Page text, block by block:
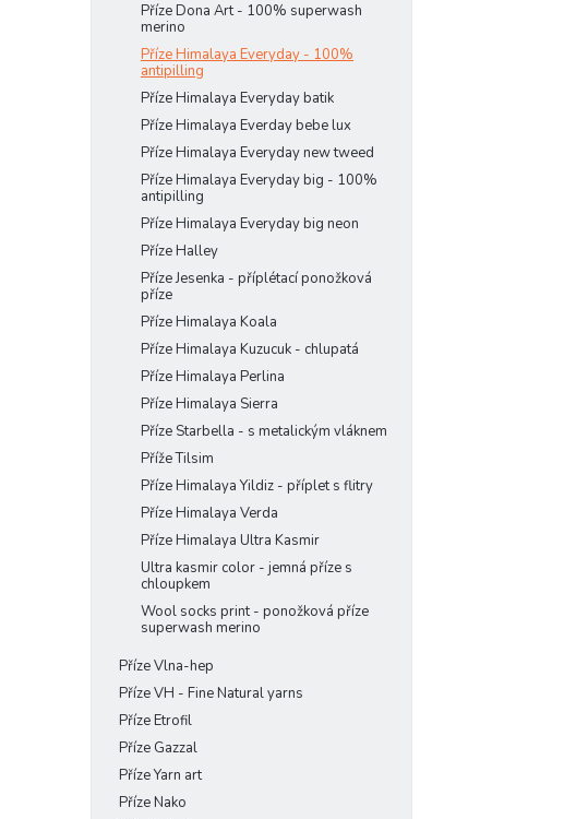
Příze Dona Art - 100% superwash
merino
Příze Himalaya Everyday - 100%
antipilling
Příze Himalaya Everyday batik
Příze Himalaya Everday bebe lux
Příze Himalaya Everyday new tweed
Příze Himalaya Everyday big - 100%
antipilling
Příze Himalaya Everyday big neon
Příze Halley
Příze Jesenka - příplétací ponožková
příze
Příze Himalaya Koala
Příze Himalaya Kuzucuk - chlupatá
Příze Himalaya Perlina
Příze Himalaya Sierra
Příze Starbella - s metalickým vláknem
Příže Tilsim
Příze Himalaya Yildiz - příplet s flitry
Příze Himalaya Verda
Příze Himalaya Ultra Kasmir
Ultra kasmir color - jemná příze s
chloupkem
Wool socks print - ponožková příze
superwash merino
Příze Vlna-hep
Příze VH - Fine Natural yarns
Příze Etrofil
Příze Gazzal
Příze Yarn art
Příze Nako